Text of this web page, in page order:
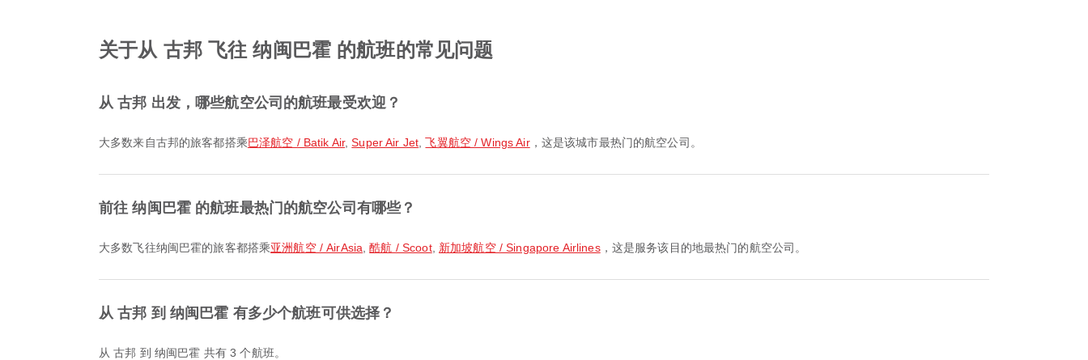
关于从 古邦 飞往 纳闽巴霍 的航班的常见问题
从 古邦 出发，哪些航空公司的航班最受欢迎？
大多数来自古邦的旅客都搭乘巴泽航空 / Batik Air,Super Air Jet ,飞翼航空 / Wings Air，这是该城市最热门的航空公司。
前往 纳闽巴霍 的航班最热门的航空公司有哪些？
大多数飞往纳闽巴霍的旅客都搭乘亚洲航空 / AirAsia ,酷航 / Scoot, 新加坡航空 / Singapore Airlines，这是服务该目的地最热门的航空公司。
从 古邦 到 纳闽巴霍 有多少个航班可供选择？
从 古邦 到 纳闽巴霍 共有 3 个航班。